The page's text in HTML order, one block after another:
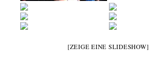
[ZEIGE EINE SLIDESHOW]